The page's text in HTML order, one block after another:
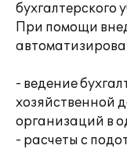
бухгалтерского
При помощи
- ведение
хозяйственной
организаций в
- расчеты с